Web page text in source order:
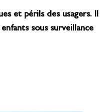
et périls des usagers. Il
sous surveillance